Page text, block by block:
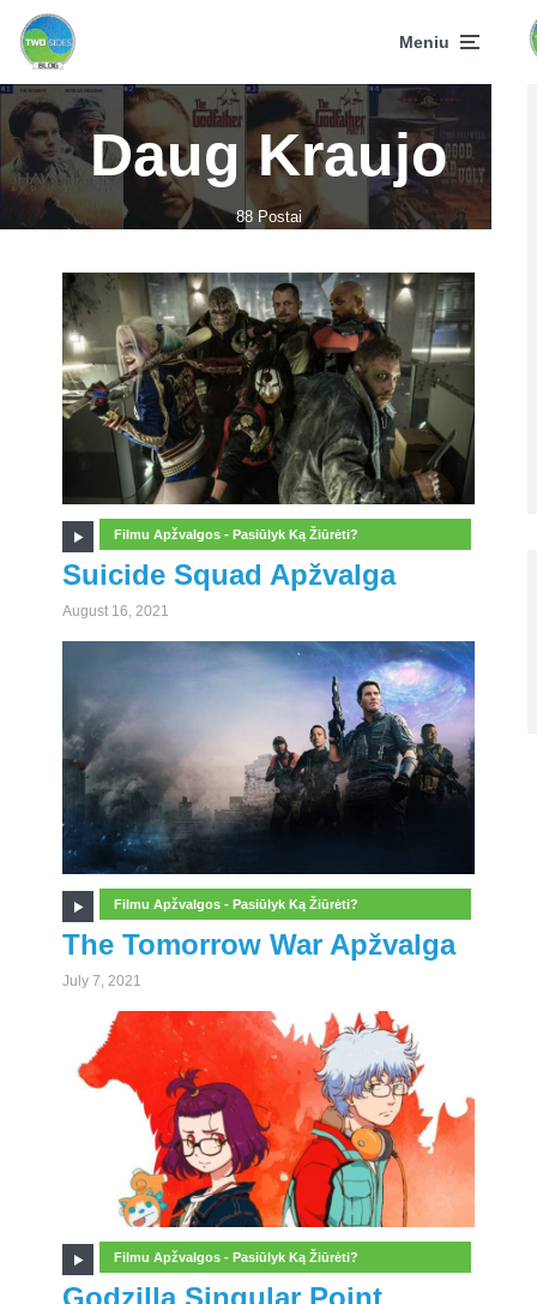
Meniu
Daug Kraujo
88 Postai
Filmu Apžvalgos - Pasiūlyk Ką Žiūrėti?
Suicide Squad Apžvalga
August 16, 2021
Filmu Apžvalgos - Pasiūlyk Ką Žiūrėti?
The Tomorrow War Apžvalga
July 7, 2021
Filmu Apžvalgos - Pasiūlyk Ką Žiūrėti?
Godzilla Singular Point